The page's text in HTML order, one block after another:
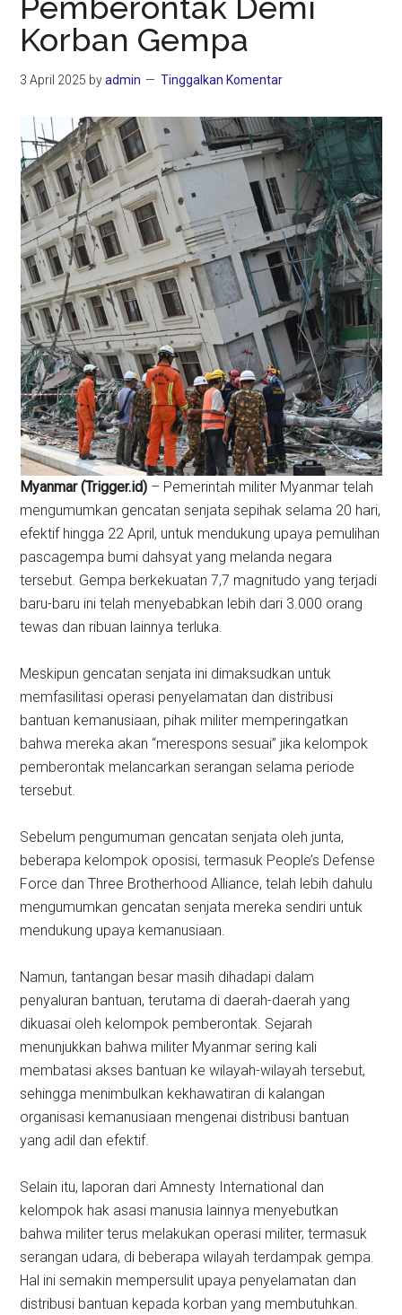
Korban Gempa
3 April 2025 byadmin Tinggalkan Komentar
Myanmar (Trigger.id) – ​Pemerintah militer Myanmar telah
mengumumkan gencatan senjata sepihak selama 20 hari,
efektif hingga 22 April, untuk mendukung upaya pemulihan
pascagempa bumi dahsyat yang melanda negara
tersebut. Gempa berkekuatan 7,7 magnitudo yang terjadi
baru-baru ini telah menyebabkan lebih dari 3.000 orang
tewas dan ribuan lainnya terluka.
Meskipun gencatan senjata ini dimaksudkan untuk
memfasilitasi operasi penyelamatan dan distribusi
bantuan kemanusiaan, pihak militer memperingatkan
bahwa mereka akan “merespons sesuai” jika kelompok
pemberontak melancarkan serangan selama periode
tersebut.
Sebelum pengumuman gencatan senjata oleh junta,
beberapa kelompok oposisi, termasuk People’s Defense
Force dan Three Brotherhood Alliance, telah lebih dahulu
mengumumkan gencatan senjata mereka sendiri untuk
mendukung upaya kemanusiaan.
Namun, tantangan besar masih dihadapi dalam
penyaluran bantuan, terutama di daerah-daerah yang
dikuasai oleh kelompok pemberontak. Sejarah
menunjukkan bahwa militer Myanmar sering kali
membatasi akses bantuan ke wilayah-wilayah tersebut,
sehingga menimbulkan kekhawatiran di kalangan
organisasi kemanusiaan mengenai distribusi bantuan
yang adil dan efektif.
Selain itu, laporan dari Amnesty International dan
kelompok hak asasi manusia lainnya menyebutkan
bahwa militer terus melakukan operasi militer, termasuk
serangan udara, di beberapa wilayah terdampak gempa.
Hal ini semakin mempersulit upaya penyelamatan dan
distribusi bantuan kepada korban yang membutuhkan. ​